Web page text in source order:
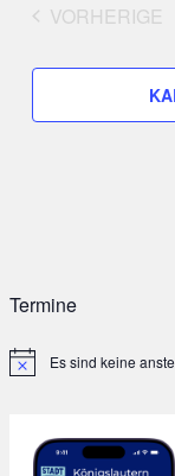
VORHERIGE
Termine
HinweisEs sind keine